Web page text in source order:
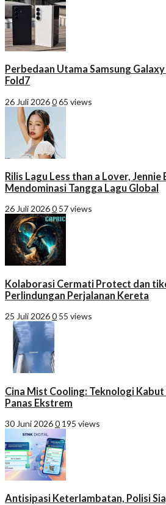
Perbedaan Utama Samsung
Fold7
26 Juli 2026065 views
Rilis Lagu Less than a Lover, Jennie
Mendominasi Tangga Lagu Global
26 Juli 20260 57 views
Kolaborasi Cermati Protect dan
Perlindungan Perjalanan Kereta
25 Juli 20260 55 views
Cina Mist Cooling: Teknologi
Panas Ekstrem
30 Juni 20260 195 views
Antisipasi Keterlambatan, Polisi